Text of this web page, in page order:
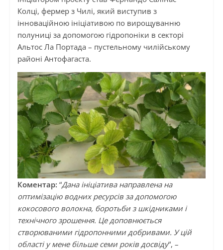
Колці, фермер з Чилі, який виступив з
інноваційною ініціативою по вирощуванню
полуниці за допомогою гідропоніки в секторі
Альтос Ла Портада – пустельному чилійському
районі Антофагаста.
Коментар: “Дана ініціатива направлена ​​на
оптимізацію водних ресурсів за допомогою
кокосового волокна, боротьби з шкідниками і
технічного зрошення. Це доповнюється
створюваними гідропонними добривами. У цій
області у мене більше семи років досвіду“, –